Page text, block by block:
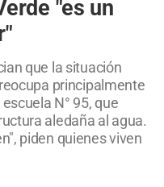
"es un
que la situación
principalmente
N° 95, que
aledaña al agua.
piden quienes viven